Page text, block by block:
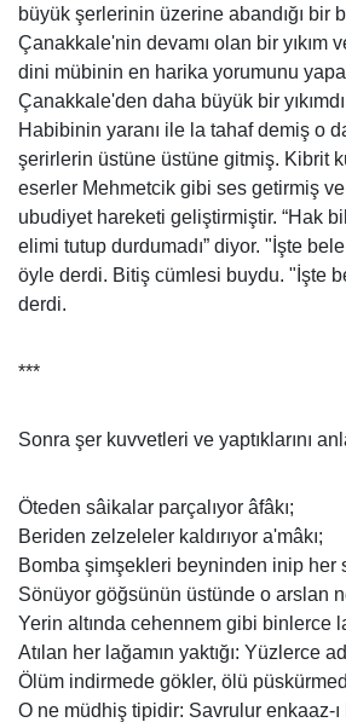
büyük şerlerinin üzerine abandığı bir
Çanakkale'nin devamı olan bir yıkım
dini mübinin en harika yorumunu
Çanakkale'den daha büyük bir
Habibinin yaranı ile la tahaf demiş o
şerirlerin üstüne üstüne gitmiş. Kibrit
eserler Mehmetcik gibi ses getirmiş
ubudiyet hareketi geliştirmiştir. “Hak
elimi tutup durdumadı” diyor. "İşte
öyle derdi. Bitiş cümlesi buydu. "İşte
derdi.
***
Sonra şer kuvvetleri ve yaptıklarını
Öteden sâikalar parçalıyor âfâkı;
Beriden zelzeleler kaldırıyor a'mâkı;
Bomba şimşekleri beyninden inip her
Sönüyor göğsünün üstünde o arslan
Yerin altında cehennem gibi binlerce
Atılan her lağamın yaktığı: Yüzlerce
Ölüm indirmede gökler, ölü
O ne müdhiş tipidir: Savrulur enkaaz-ı